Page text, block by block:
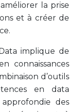
la prise
et à créer de
implique de
connaissances
d’outils
en data
des